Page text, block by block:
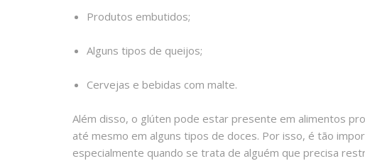
Produtos embutidos;
Alguns tipos de queijos;
Cervejas e bebidas com malte.
Além disso, o glúten pode estar presente em alimentos
até mesmo em alguns tipos de doces. Por isso, é tão
especialmente quando se trata de alguém que precisa